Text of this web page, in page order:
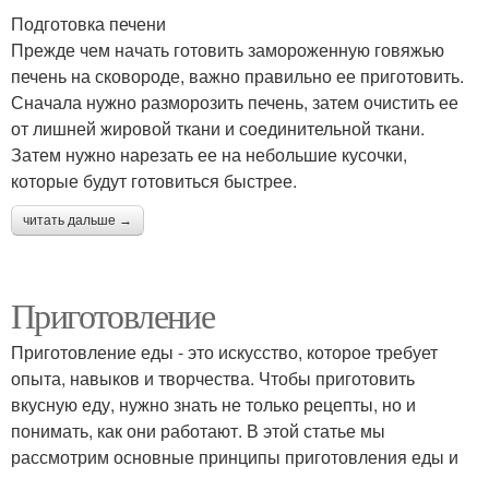
Подготовка печени
Прежде чем начать готовить замороженную говяжью
печень на сковороде, важно правильно ее приготовить.
Сначала нужно разморозить печень, затем очистить ее
от лишней жировой ткани и соединительной ткани.
Затем нужно нарезать ее на небольшие кусочки,
которые будут готовиться быстрее.
читать дальше →
Приготовление
Приготовление еды - это искусство, которое требует
опыта, навыков и творчества. Чтобы приготовить
вкусную еду, нужно знать не только рецепты, но и
понимать, как они работают. В этой статье мы
рассмотрим основные принципы приготовления еды и